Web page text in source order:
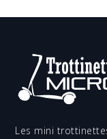
Les mini